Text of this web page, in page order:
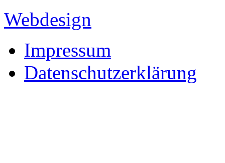
Webdesign
Impressum
Datenschutzerklärung